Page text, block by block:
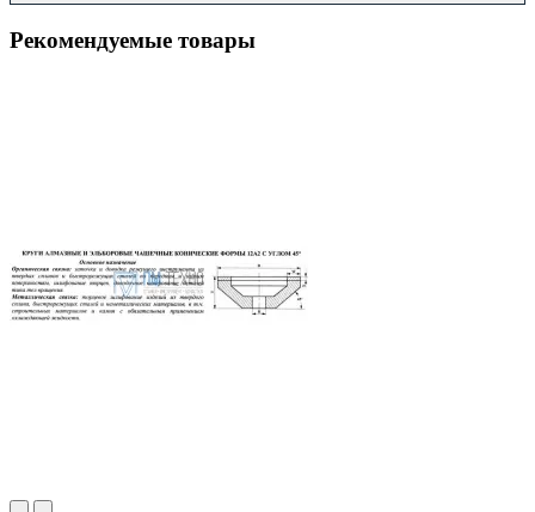
Рекомендуемые товары